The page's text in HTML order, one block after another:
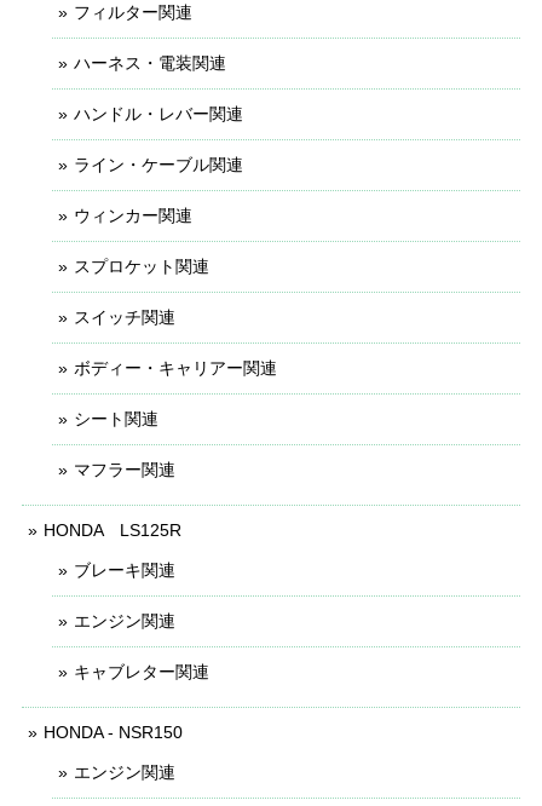
フィルター関連
ハーネス・電装関連
ハンドル・レバー関連
ライン・ケーブル関連
ウィンカー関連
スプロケット関連
スイッチ関連
ボディー・キャリアー関連
シート関連
マフラー関連
HONDA LS125R
ブレーキ関連
エンジン関連
キャブレター関連
HONDA - NSR150
エンジン関連